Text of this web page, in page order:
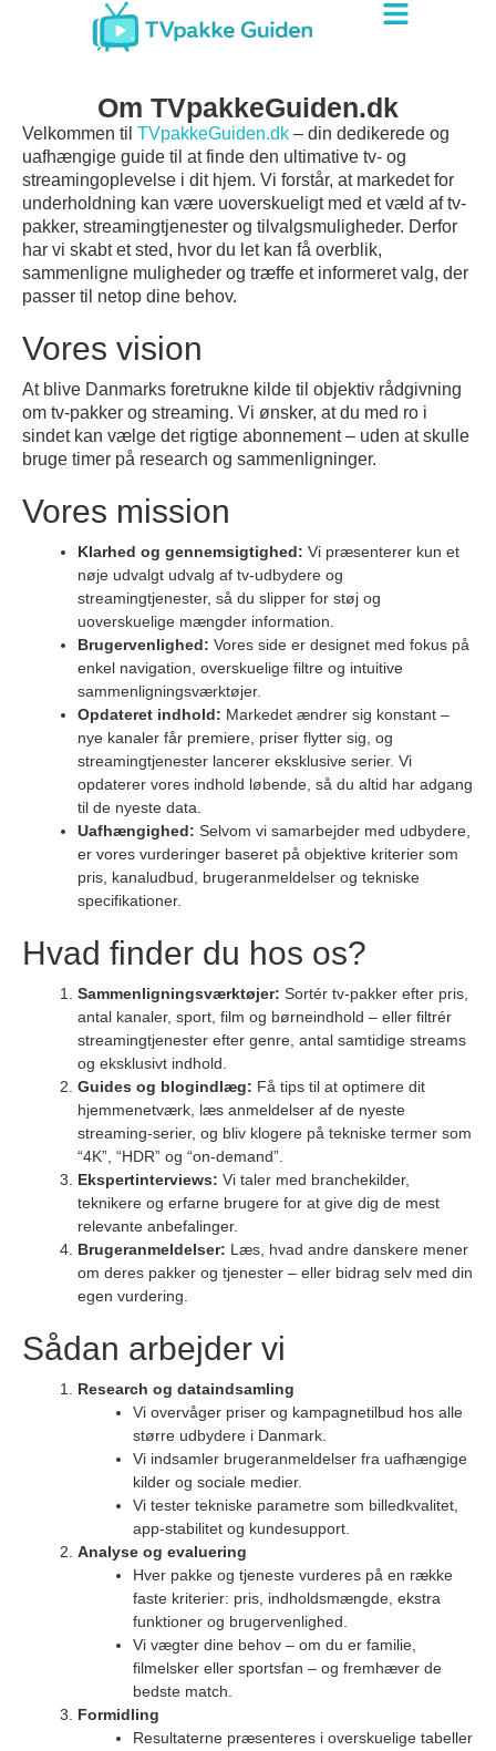
Om TVpakkeGuiden.dk
Velkommen til TVpakkeGuiden.dk – din dedikerede og
uafhængige guide til at finde den ultimative tv- og
streamingoplevelse i dit hjem. Vi forstår, at markedet for
underholdning kan være uoverskueligt med et væld af tv-
pakker, streamingtjenester og tilvalgsmuligheder. Derfor
har vi skabt et sted, hvor du let kan få overblik,
sammenligne muligheder og træffe et informeret valg, der
passer til netop dine behov.
Vores vision
At blive Danmarks foretrukne kilde til objektiv rådgivning
om tv-pakker og streaming. Vi ønsker, at du med ro i
sindet kan vælge det rigtige abonnement – uden at skulle
bruge timer på research og sammenligninger.
Vores mission
Klarhed og gennemsigtighed: Vi præsenterer kun et
nøje udvalgt udvalg af tv-udbydere og
streamingtjenester, så du slipper for støj og
uoverskuelige mængder information.
Brugervenlighed: Vores side er designet med fokus på
enkel navigation, overskuelige filtre og intuitive
sammenligningsværktøjer.
Opdateret indhold: Markedet ændrer sig konstant –
nye kanaler får premiere, priser flytter sig, og
streamingtjenester lancerer eksklusive serier. Vi
opdaterer vores indhold løbende, så du altid har adgang
til de nyeste data.
Uafhængighed: Selvom vi samarbejder med udbydere,
er vores vurderinger baseret på objektive kriterier som
pris, kanaludbud, brugeranmeldelser og tekniske
specifikationer.
Hvad finder du hos os?
Sammenligningsværktøjer: Sortér tv-pakker efter pris,
antal kanaler, sport, film og børneindhold – eller filtrér
streamingtjenester efter genre, antal samtidige streams
og eksklusivt indhold.
Guides og blogindlæg: Få tips til at optimere dit
hjemmenetværk, læs anmeldelser af de nyeste
streaming-serier, og bliv klogere på tekniske termer som
“4K”, “HDR” og “on-demand”.
Ekspertinterviews: Vi taler med branchekilder,
teknikere og erfarne brugere for at give dig de mest
relevante anbefalinger.
Brugeranmeldelser: Læs, hvad andre danskere mener
om deres pakker og tjenester – eller bidrag selv med din
egen vurdering.
Sådan arbejder vi
Research og dataindsamling
Vi overvåger priser og kampagnetilbud hos alle
større udbydere i Danmark.
Vi indsamler brugeranmeldelser fra uafhængige
kilder og sociale medier.
Vi tester tekniske parametre som billedkvalitet,
app-stabilitet og kundesupport.
Analyse og evaluering
Hver pakke og tjeneste vurderes på en række
faste kriterier: pris, indholdsmængde, ekstra
funktioner og brugervenlighed.
Vi vægter dine behov – om du er familie,
filmelsker eller sportsfan – og fremhæver de
bedste match.
Formidling
Resultaterne præsenteres i overskuelige tabeller